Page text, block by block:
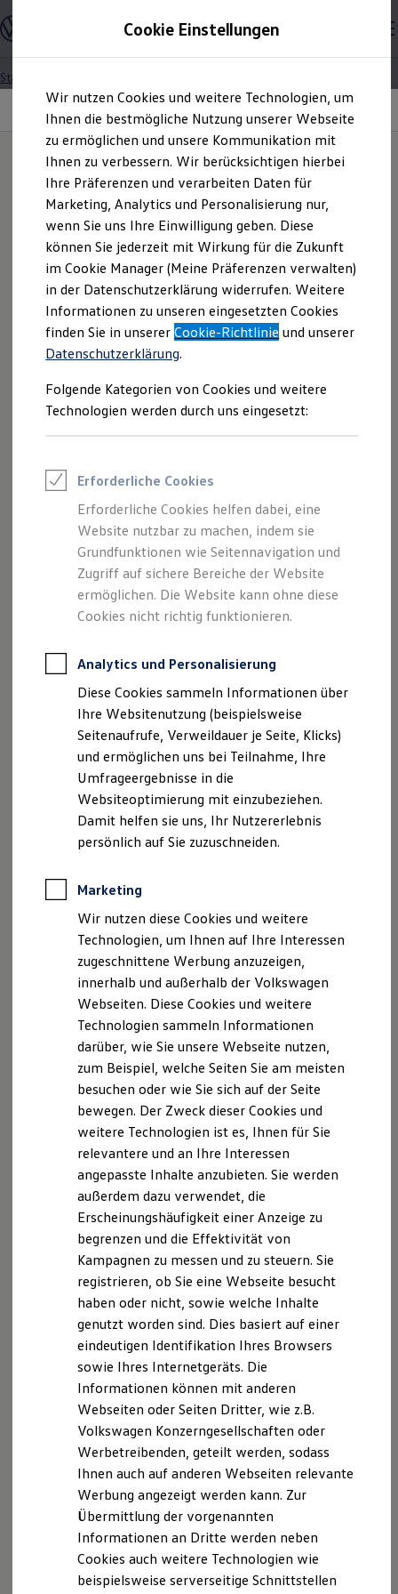
Hauptinhalt
springen
Footer
springen
Modelle und Konfigurator
Konfigurator
Modelle vergleichen
Elektroautos
ENERGY Sondermodelle
Nutzfahrzeuge
SUV und CUV
Familienautos
Kombis
Kompaktwagen
Sportwagen
Schnell verfügbare Fahrzeuge
Angebote und Produkte
Aktuelle Angebote
E-Auto-Förderung
Volkswagen Marktplatz
Die ENERGY Sondermodelle
Junge Gebrauchtwagen und Gebrauchtwagen
Volkswagen Zertifizierte Gebrauchtwagen
Elektromobilität bei Gebrauchtwagen
Saisonangebote
Reifenpakete
Leasing
Leasing-Angebote
Elektroauto Leasing
Kleinwagen-Leasing
Leasing ohne Anzahlung
Finanzierung
Autokredit mit Schlussrate
Versicherungen und Garantien
Kfz-Versicherung
Restschuldversicherungen
Garantien
Professional Class bei Volkswagen
Behörden
Direktkunden
Sonderfahrzeuge
Anpfiff zum Gewinn
Elektromobilität
Elektroautos
ID. Tutorials
Elektrofahrzeugkonzepte
ID. EVERY1
Reichweite
Rekuperation
Laden unterwegs
Laden Zuhause
Ladestationen finden
Ladezeitensimulator
Batterie
Sicherheit
Nachhaltigkeit
Technologie
Kosten und Kauf
Verbrauchskosten
Kaufoptionen
E-Auto-Förderung
Software und Konnektivität
Die ID. Software 6
ID. Software Versionen und Updates
Digitale Extras
Schnittstellen zu Ihrem ID.
Marke und Erlebnis
Volkswagen R und R Experience
R-Modelle
R Experience
Driving Experience
Volkswagen entdecken
Werkbesichtigung
Lifestyle Shop
T-Roc Kollektion
Golf Kollektion
Volkswagen Kollektion
R-Kollektion
GTI Kollektion
Fußball Drop
we drive football
#wedriveproud
Besitzer und Service
myVolkswagen
Software Updates
Service und Ersatzteile
Inspektion und HU/AU
Startseite
Assistenzsysteme
IQ.DRIVE & IQ.LIGHT
Ganz schön clever:Mit
unseren Assistenzsystemen
sicherer und entspannter ans
Ziel.
oder vorausschauendes Warnen und Bremsen –
mit den intelligenten Fahrerassistenzsystemen
IQ.DRIVE und IQ.LIGHT unterstützt Sie Ihr
Volkswagenunterwegs. Für mehr Sicherheit und
Fahrkomfort.
Welche Assistenzsysteme für Ihr Modell
Fahrassistenzsysteme
Parkassistenzsysteme
Assistenzsysteme für mehr Sicherheit
Assistenzsysteme für bessere Sicht
Fahrassistenzsyste
me im Detail.
Mehr zumConnected Travel Assist
Parkassistenzsyste
me im Detail.
Emergency Assist
Kann agieren,wenn Sie
nicht reagieren.
, 1 von 2 , 2 von 2
Sollten Sie während der Fahrt aufgrund einer
Beeinträchtigung oder Notlage nicht mehr in der Lage sein,
das Fahrzeug zu steuern, kann der Emergency Assist diese
Situation erkennen. Das System versucht zunächst, Sie zu
reaktivieren. Falls dies nicht erfolgreich ist, übernimmt es
die Fahrzeugsteuerung und bringt Ihr Fahrzeug zum Stehen,
um potenzielle Unfälle zu vermeiden oder deren Schwere zu
Nutzungsbedingungen
Datenschutzerklärungen
Cookie-Richtlinie
Lizenzhinweise Dritter
Angaben zum Digital Services Act (DSA)
EU Data Act
Produktsicherheitsinformationen
Vertrag Widerrufen
Disclaimer von Volkswagen AG
Beispielhafte Illustration
Im Rahmen der Grenzen des Systems.
Die in dieser Darstellung gezeigten Fahrzeuge und
Ausstattungen können in einzelnen Details vom aktuellen
deutschen Lieferprogramm abweichen. Abgebildet sind
teilweise Sonderausstattungen der Fahrzeuge gegen
Mehrpreis.
Bitte beachten Sie auch unseren Konfigurator für eine
Übersicht der aktuell verfügbaren Modelle und Ausstattungen.
Die angegebenen Verbrauchs- und Emissionswerte beziehen
sich nicht auf ein einzelnes Fahrzeug und sind nicht Bestandteil
Cookie Einstellungen
Wir nutzen Cookies und weitere Technologien, um
Ihnen die bestmögliche Nutzung unserer Webseite
zu ermöglichen und unsere Kommunikation mit
Ihnen zu verbessern. Wir berücksichtigen hierbei
Ihre Präferenzen und verarbeiten Daten für
Marketing, Analytics und Personalisierung nur,
wenn Sie uns Ihre Einwilligung geben. Diese
können Sie jederzeit mit Wirkung für die Zukunft
im Cookie Manager (Meine Präferenzen verwalten)
in der Datenschutzerklärung widerrufen. Weitere
Informationen zu unseren eingesetzten Cookies
finden Sie in unsererCookie-Richtlinie und unserer
Datenschutzerklärung.
Folgende Kategorien von Cookies und weitere
Technologien werden durch uns eingesetzt:
Erforderliche Cookies
Erforderliche Cookies helfen dabei, eine
Website nutzbar zu machen, indem sie
Grundfunktionen wie Seitennavigation und
Zugriff auf sichere Bereiche der Website
ermöglichen. Die Website kann ohne diese
Cookies nicht richtig funktionieren.
Analytics und Personalisierung
Diese Cookies sammeln Informationen über
Ihre Websitenutzung (beispielsweise
Seitenaufrufe, Verweildauer je Seite, Klicks)
und ermöglichen uns bei Teilnahme, Ihre
Umfrageergebnisse in die
Websiteoptimierung mit einzubeziehen.
Damit helfen sie uns, Ihr Nutzererlebnis
persönlich auf Sie zuzuschneiden.
Marketing
Wir nutzen diese Cookies und weitere
Technologien, um Ihnen auf Ihre Interessen
zugeschnittene Werbung anzuzeigen,
innerhalb und außerhalb der Volkswagen
Webseiten. Diese Cookies und weitere
Technologien sammeln Informationen
darüber, wie Sie unsere Webseite nutzen,
zum Beispiel, welche Seiten Sie am meisten
besuchen oder wie Sie sich auf der Seite
bewegen. Der Zweck dieser Cookies und
weitere Technologien ist es, Ihnen für Sie
relevantere und an Ihre Interessen
angepasste Inhalte anzubieten. Sie werden
außerdem dazu verwendet, die
Erscheinungshäufigkeit einer Anzeige zu
begrenzen und die Effektivität von
Kampagnen zu messen und zu steuern. Sie
registrieren, ob Sie eine Webseite besucht
haben oder nicht, sowie welche Inhalte
genutzt worden sind. Dies basiert auf einer
eindeutigen Identifikation Ihres Browsers
sowie Ihres Internetgeräts. Die
Informationen können mit anderen
Webseiten oder Seiten Dritter, wie z.B.
Volkswagen Konzerngesellschaften oder
Werbetreibenden, geteilt werden, sodass
Ihnen auch auf anderen Webseiten relevante
Werbung angezeigt werden kann. Zur
Übermittlung der vorgenannten
Informationen an Dritte werden neben
Cookies auch weitere Technologien wie
beispielsweise serverseitige Schnittstellen